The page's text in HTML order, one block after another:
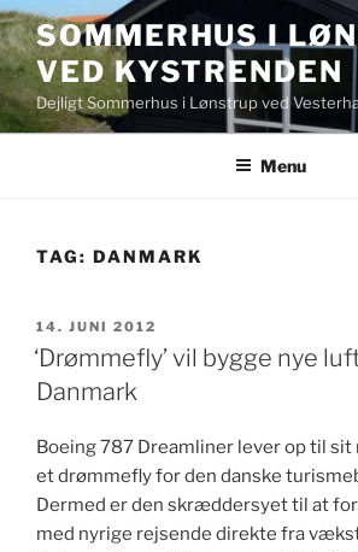
Videre
til
indhold
SOMMERHUS I
VED KYSTRENDEN
Dejligt Sommerhus i Lønstrup ved
Menu
TAG: DANMARK
UDGIVET
DEN
14. JUNI 2012
‘Drømmefly’ vil bygge nye
Danmark
Boeing 787 Dreamliner lever op til
et drømmefly for den danske
Dermed er den skræddersyet til at
med nyrige rejsende direkte fra